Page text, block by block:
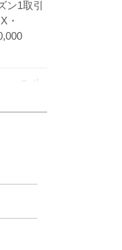
ン1取引
・
」 のポ
徹底解